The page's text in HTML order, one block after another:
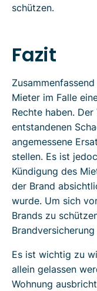
schützen.
Fazit
Mieter im Falle
Rechte haben.
entstandenen
angemessene
stellen. Es ist
Kündigung des
der Brand
wurde. Um sich
Brands zu
Es ist wichtig zu
allein gelassen
Wohnung